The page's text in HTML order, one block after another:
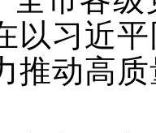
以习近
推动高